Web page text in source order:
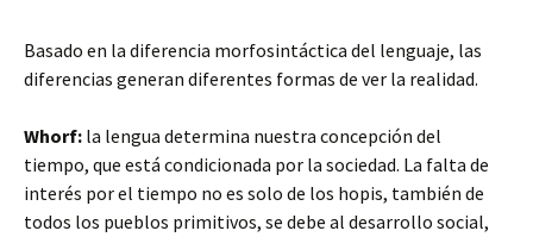
Basado en la diferencia morfosintáctica del lenguaje, las
diferencias generan diferentes formas de ver la realidad.
Whorf: la lengua determina nuestra concepción del
tiempo, que está condicionada por la sociedad. La falta de
interés por el tiempo no es solo de los hopis, también de
todos los pueblos primitivos, se debe al desarrollo social,